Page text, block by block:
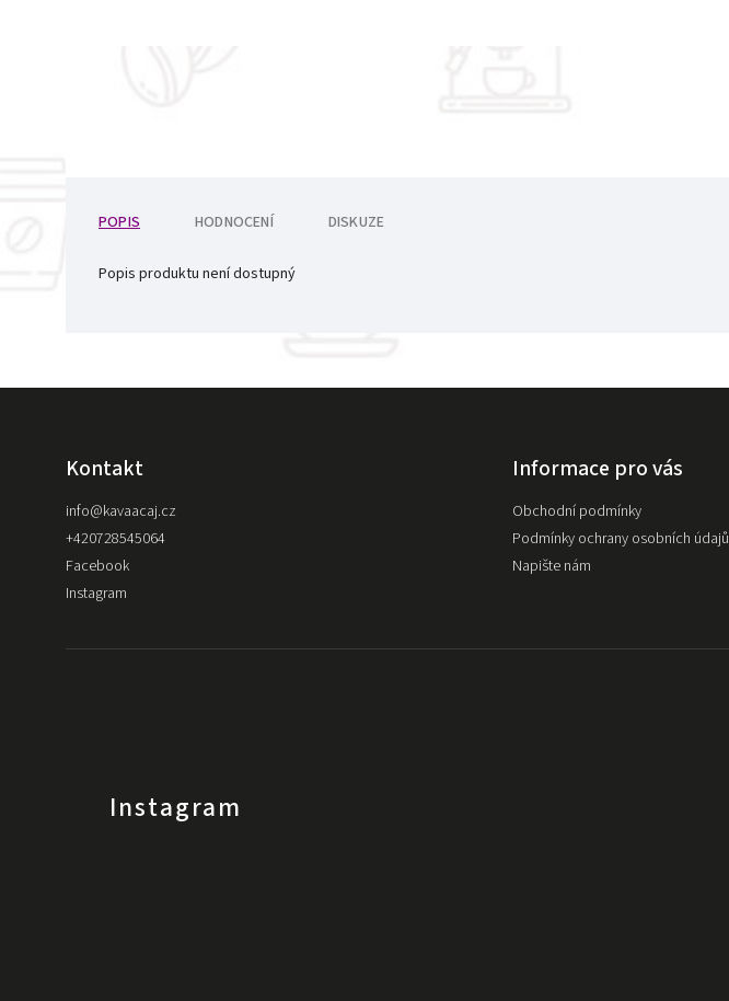
POPIS HODNOCENÍ DISKUZE
Popis produktu není dostupný
Kontakt
info@kavaacaj.cz
+420728545064
Facebook
Instagram
Instagram
Informace pro vás
Obchodní podmínky
Podmínky ochrany osobních údajů
Napište nám